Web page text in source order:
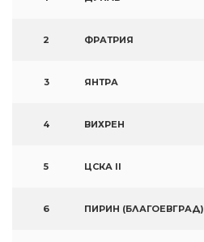
2 ФРАТРИЯ
3 ЯНТРА
4 ВИХРЕН
5 ЦСКА II
6 ПИРИН (БЛАГОЕВГРАД)